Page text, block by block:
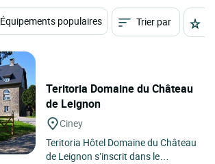
Équipements populaires Trier par
Teritoria Domaine du Château
de Leignon
Ciney
Teritoria Hôtel Domaine du Château
de Leignon s’inscrit dans le